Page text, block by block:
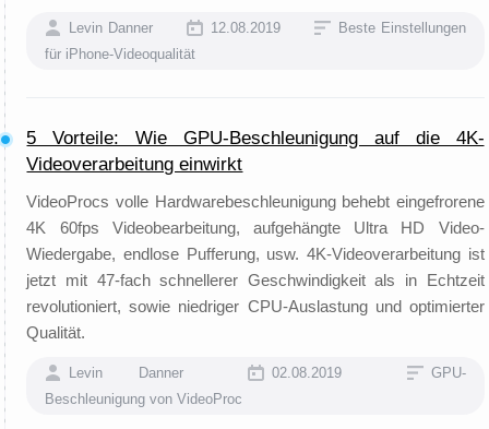
Levin Danner 12.08.2019
Beste Einstellungen
für iPhone-Videoqualität
5 Vorteile: Wie GPU-Beschleunigung auf die 4K-
Videoverarbeitung einwirkt
VideoProcs volle Hardwarebeschleunigung behebt eingefrorene
4K 60fps Videobearbeitung, aufgehängte Ultra HD Video-
Wiedergabe, endlose Pufferung, usw. 4K-Videoverarbeitung ist
jetzt mit 47-fach schnellerer Geschwindigkeit als in Echtzeit
revolutioniert, sowie niedriger CPU-Auslastung und optimierter
Qualität.
Levin Danner 02.08.2019
GPU-
Beschleunigung von VideoProc